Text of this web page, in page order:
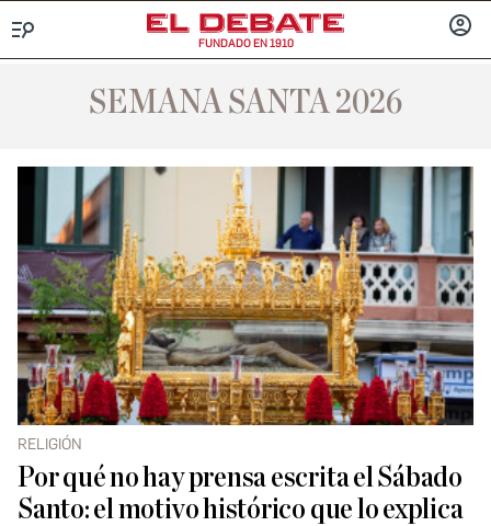
FUNDADO EN 1910
SEMANA SANTA 2026
RELIGIÓN
Por qué no hay prensa escrita el Sábado
Santo: el motivo histórico que lo explica